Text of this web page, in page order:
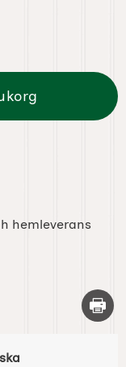
Pepparväxt
hemleverans
Skriv